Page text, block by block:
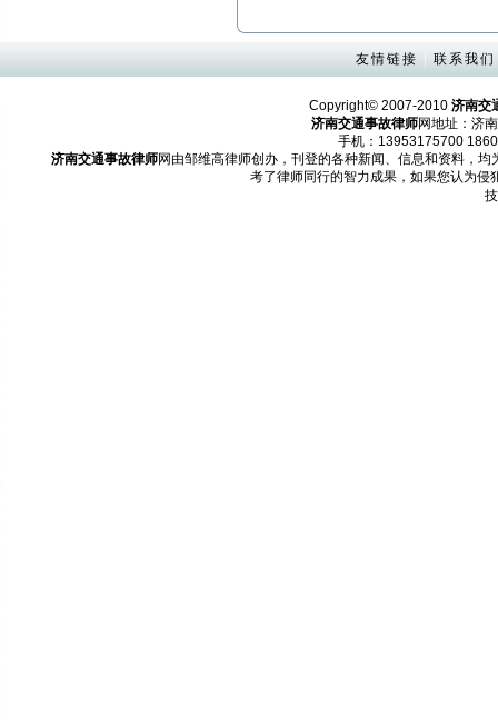
友情链接 联系我们
Copyright© 2007-2010 济南交
济南交通事故律师网地址：济
手机：13953175700
济南交通事故律师网由邹维高律师创办，刊登的各种新闻、信息和资料，均
考了律师同行的智力成果，如果您认为侵